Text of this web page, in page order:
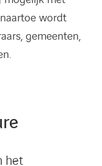
wordt
gemeenten,
het